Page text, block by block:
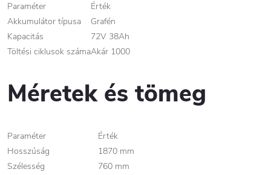
Paraméter
Érték
Akkumulátor típusa
Grafén
Kapacitás
72V 38Ah
Töltési ciklusok számaAkár 1000
Méretek és tömeg
Paraméter
Érték
Hosszúság
1870 mm
Szélesség
760 mm